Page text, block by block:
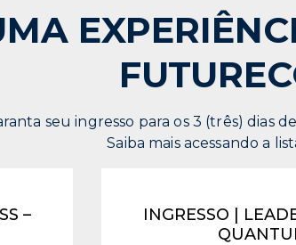
seu ingresso para os 3 (três) dias
Saiba mais acessando a
–
INGRESSO |